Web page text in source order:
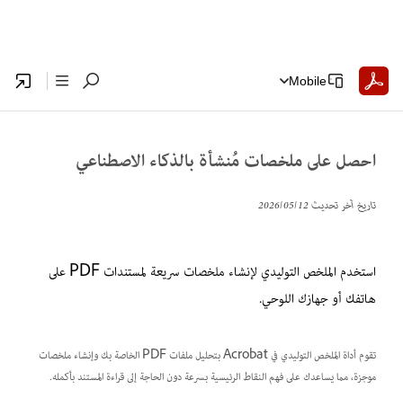
Mobile
احصل على ملخصات مُنشأة بالذكاء الاصطناعي
تاريخ آخر تحديث12‏/05‏/2026
استخدم الملخص التوليدي لإنشاء ملخصات سريعة لمستندات PDF على
هاتفك أو جهازك اللوحي.
تقوم أداة الملخص التوليدي في Acrobat بتحليل ملفات PDF الخاصة بك وإنشاء ملخصات
موجزة، مما يساعدك على فهم النقاط الرئيسية بسرعة دون الحاجة إلى قراءة المستند بأكمله.